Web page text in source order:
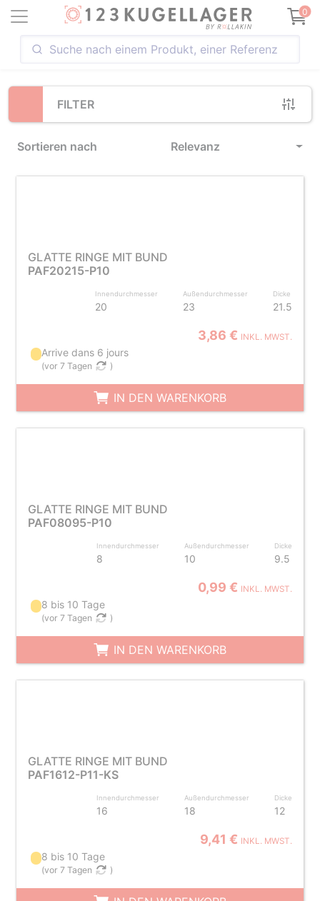
0
FILTER
Sortieren nach Relevanz
Loading...
GLATTE RINGE MIT BUND
PAF20215-P10
Innendurchmesser
20
Außendurchmesser
23
Dicke
21.5
3,86 € INKL. MWST.
Arrive dans 6 jours
(vor 7 Tagen )
IN DEN WARENKORB
GLATTE RINGE MIT BUND
PAF08095-P10
Innendurchmesser
8
Außendurchmesser
10
Dicke
9.5
0,99 € INKL. MWST.
8 bis 10 Tage
(vor 7 Tagen )
IN DEN WARENKORB
GLATTE RINGE MIT BUND
PAF1612-P11-KS
Innendurchmesser
16
Außendurchmesser
18
Dicke
12
9,41 € INKL. MWST.
8 bis 10 Tage
(vor 7 Tagen )